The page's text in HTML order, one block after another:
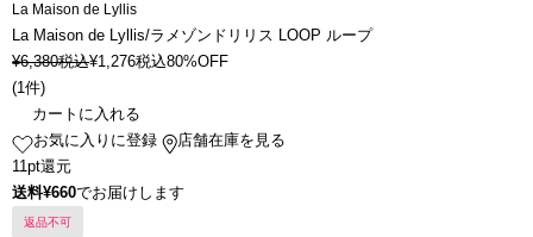
La Maison de Lyllis
La Maison de Lyllis/ラメゾンドリリス LOOP ループ
¥6,380税込¥1,276税込80%OFF
(1件)
カートに入れる
お気に入りに登録
店舗在庫を見る
11pt還元
送料¥660でお届けします
返品不可